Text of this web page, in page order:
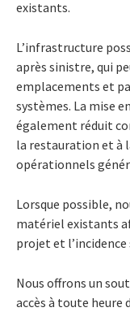
existants.
L’infrastructure
après sinistre, qui
emplacements et
systèmes. La mise
également réduit
la restauration et à
opérationnels
Lorsque possible,
matériel existants
projet et
Nous offrons un
accès à toute heure